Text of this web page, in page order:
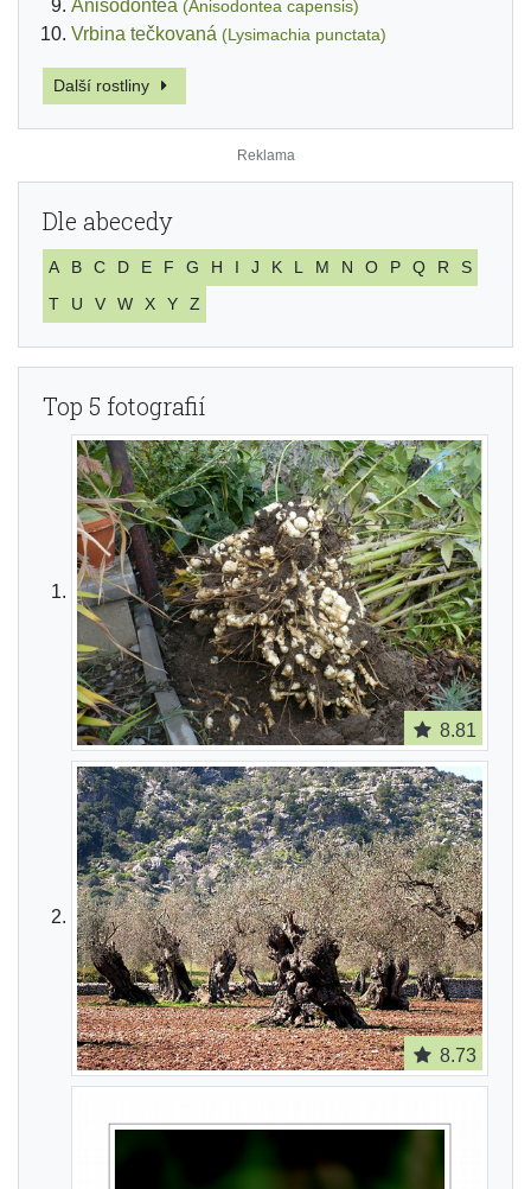
Anisodontea (Anisodontea capensis)
Vrbina tečkovaná (Lysimachia punctata)
Další rostliny
Dle abecedy
A B C D E F G H I J K L M N O P Q R
S
T
U V W X Y Z
Top 5 fotografií
8.81
8.73